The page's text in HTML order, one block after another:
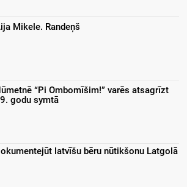
Mikele. Randeņš
“Pi Ombomīšim!” varēs atsagrīzt
godu symtā
latvīšu bēru nūtikšonu Latgolā